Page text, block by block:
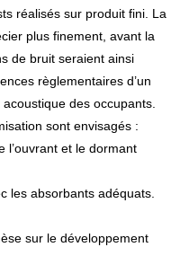
réalisés sur produit fini. La
plus finement, avant la
de bruit seraient ainsi
règlementaires d’un
des occupants.
sont envisagés :
l’ouvrant et le dormant
les absorbants adéquats.
sur le développement